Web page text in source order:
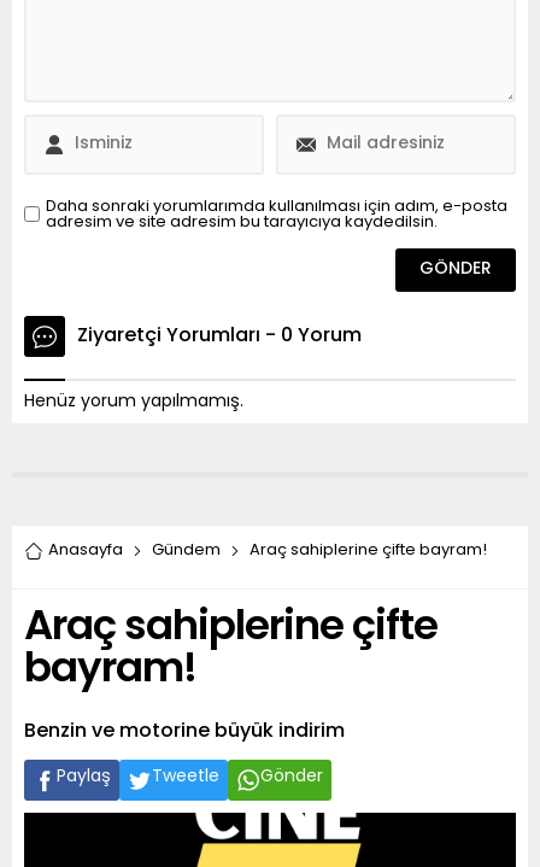
Daha sonraki yorumlarımda kullanılması için adım, e-posta
adresim ve site adresim bu tarayıcıya kaydedilsin.
Ziyaretçi Yorumları - 0 Yorum
Henüz yorum yapılmamış.
Anasayfa Gündem Araç sahiplerine çifte bayram!
Araç sahiplerine çifte
bayram!
Benzin ve motorine büyük indirim
Paylaş Tweetle Gönder